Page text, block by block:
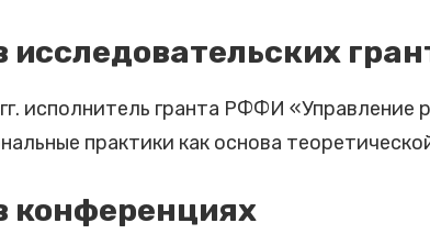
исследовательских
исполнитель гранта РФФИ «Управление
практики как основа
конференциях